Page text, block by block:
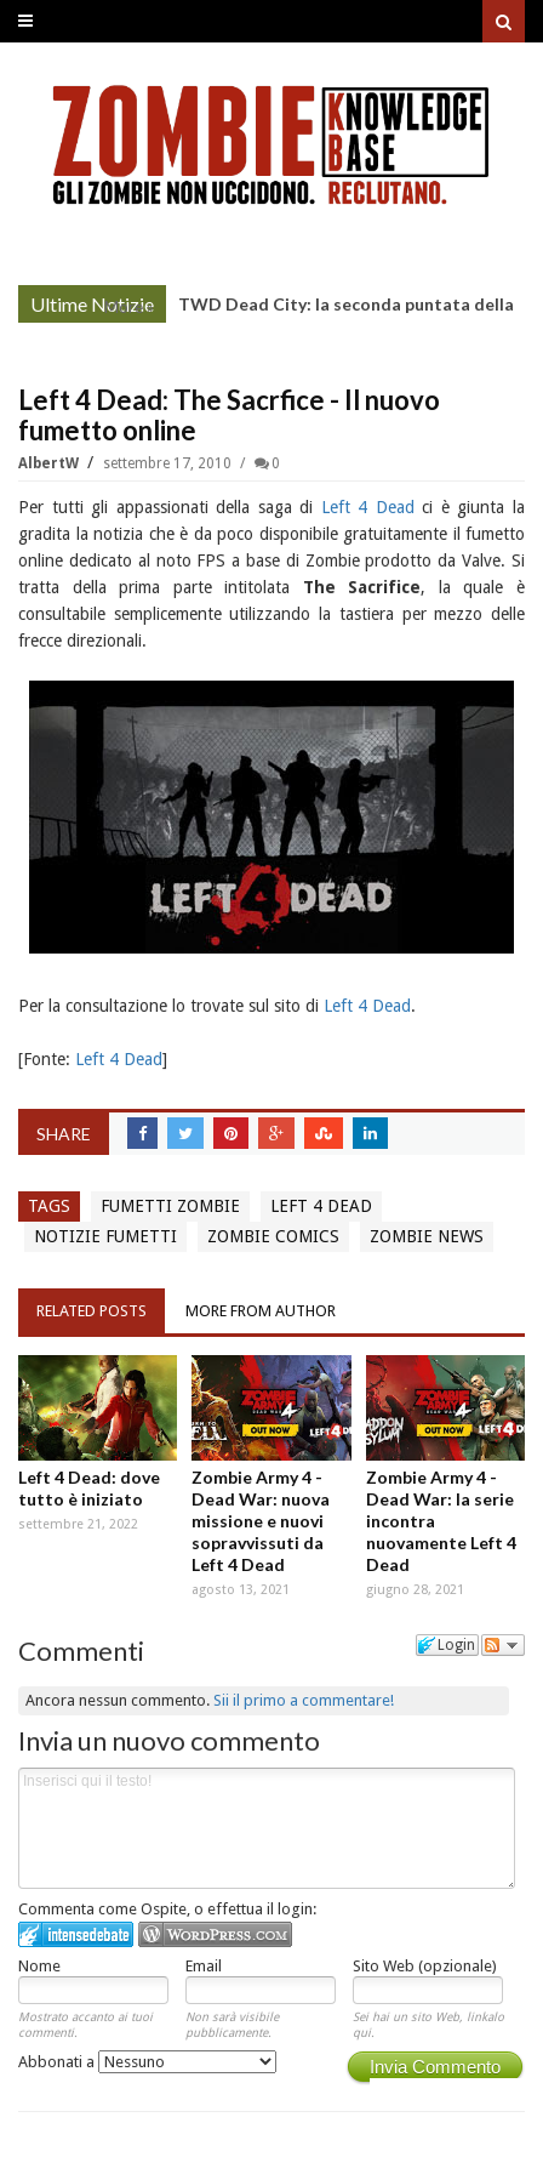
Ultime Notizie
More »
TWD Dead City: la seconda puntata della
Left 4 Dead: The Sacrfice - Il nuovo
fumetto online
AlbertW settembre 17, 2010 0
Per tutti gli appassionati della saga di Left 4 Dead ci è giunta la
gradita la notizia che è da poco disponibile gratuitamente il fumetto
online dedicato al noto FPS a base di Zombie prodotto da Valve. Si
tratta della prima parte intitolata The Sacrifice, la quale è
consultabile semplicemente utilizzando la tastiera per mezzo delle
frecce direzionali.
Per la consultazione lo trovate sul sito di Left 4 Dead.
[Fonte: Left 4 Dead]
SHARE
TAGS FUMETTI ZOMBIE
LEFT 4 DEAD
NOTIZIE FUMETTI
ZOMBIE COMICS ZOMBIE NEWS
RELATED POSTS MORE FROM AUTHOR
Left 4 Dead: dove
tutto è iniziato
settembre 21, 2022
Zombie Army 4 -
Dead War: nuova
missione e nuovi
sopravvissuti da
Left 4 Dead
agosto 13, 2021
Zombie Army 4 -
Dead War: la serie
incontra
nuovamente Left 4
Dead
giugno 28, 2021
Login
Commenti
Ancora nessun commento.Sii il primo a commentare!
Invia un nuovo commento
Commenta come Ospite, o effettua il login:
Nome Email Sito Web (opzionale)
Mostrato accanto ai tuoi
commenti.
Non sarà visibile
pubblicamente.
Sei hai un sito Web, linkalo
qui.
Invia Commento
Abbonati a